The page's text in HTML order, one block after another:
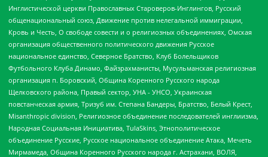
Инглистической церкви Православных Староверов-Инглингов, Русский
общенациональный союз, Движение против нелегальной иммиграции,
Кровь и Честь, О свободе совести и о религиозных объединениях, Омская
организация общественного политического движения Русское
национальное единство, Северное Братство, Клуб Болельщиков
Футбольного Клуба Динамо, Файзрахманисты, Мусульманская религиозная
организация п. Боровский, Община Коренного Русского народа
Щелковского района, Правый сектор, УНА - УНСО, Украинская
повстанческая армия, Тризуб им. Степана Бандеры, Братство, Белый Крест,
Misanthropic division, Религиозное объединение последователей инглиизма,
Народная Социальная Инициатива, TulaSkins, Этнополитическое
объединение Русские, Русское национальное объединение Атака, Мечеть
Мирмамеда, Община Коренного Русского народа г. Астрахани, ВОЛЯ,